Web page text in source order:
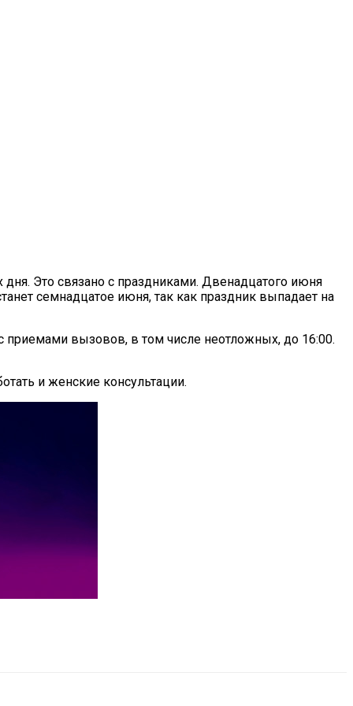
Это связано с праздниками. Двенадцатого июня
семнадцатое июня, так как праздник выпадает на
приемами вызовов, в том числе неотложных, до 16:00.
и женские консультации.